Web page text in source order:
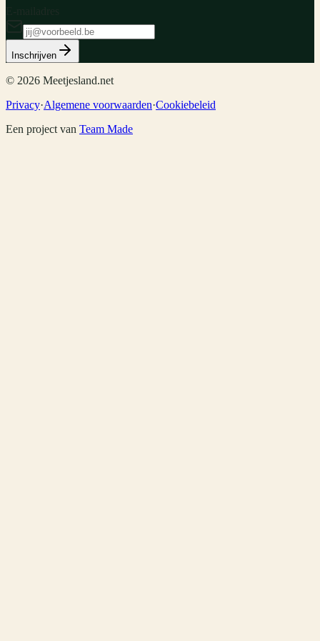
Inschrijven
© 2026 Meetjesland.net
Privacy·Algemene voorwaarden·Cookiebeleid
Een project van Team Made